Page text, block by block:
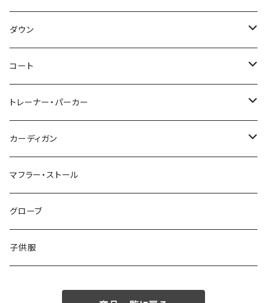
～44/S
46/M
48/L
50/XL～
ダウン
～44/S
46/M
48/L
50/XL～
コート
～44/S
46/M
48/L
50/XL～
トレーナー・パーカー
～44/S
46/M
48/L
50/XL～
カーディガン
～44/S
46/M
48/L
マフラー・ストール
グローブ
子供服